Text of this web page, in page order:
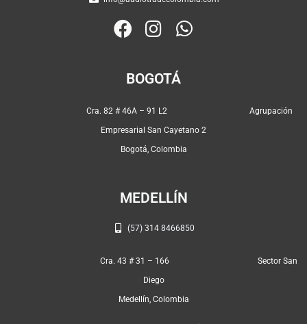
F
c
e
b
o
o
I
s
t
a
g
r
W
a
p
BOGOTÁ
Cra. 82 # 46A – 91 L2 Agrupación
Empresarial San Cayetano 2
Bogotá, Colombia
MEDELLÍN
(57) 314 8466850
Cra. 43 # 31 – 166 Sector San
Diego
Medellín, Colombia